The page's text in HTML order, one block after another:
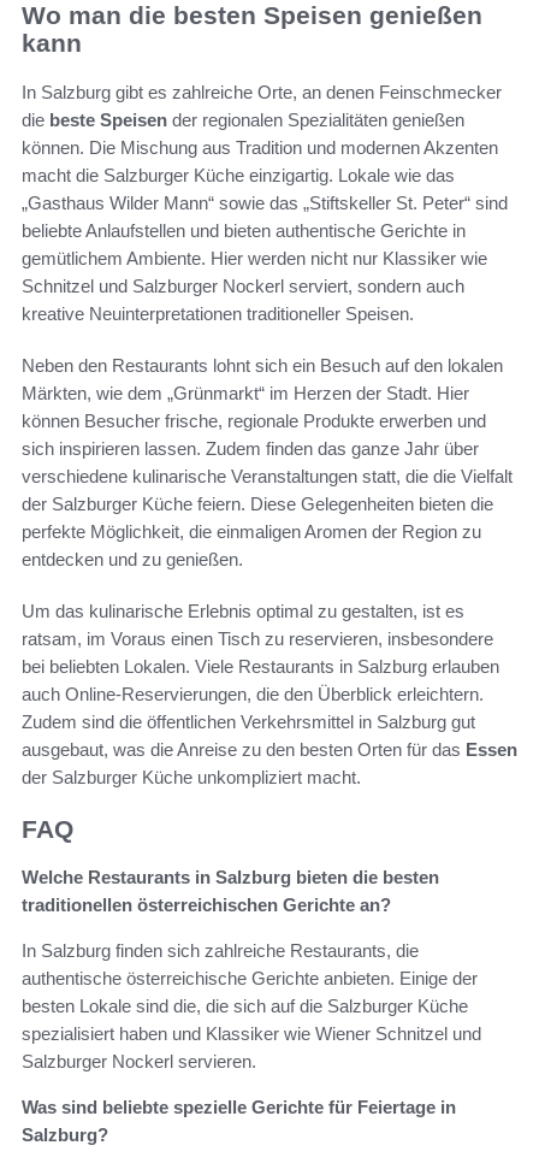
Wo man die besten Speisen genießen
kann
In Salzburg gibt es zahlreiche Orte, an denen Feinschmecker
die beste Speisen der regionalen Spezialitäten genießen
können. Die Mischung aus Tradition und modernen Akzenten
macht die Salzburger Küche einzigartig. Lokale wie das
„Gasthaus Wilder Mann“ sowie das „Stiftskeller St. Peter“ sind
beliebte Anlaufstellen und bieten authentische Gerichte in
gemütlichem Ambiente. Hier werden nicht nur Klassiker wie
Schnitzel und Salzburger Nockerl serviert, sondern auch
kreative Neuinterpretationen traditioneller Speisen.
Neben den Restaurants lohnt sich ein Besuch auf den lokalen
Märkten, wie dem „Grünmarkt“ im Herzen der Stadt. Hier
können Besucher frische, regionale Produkte erwerben und
sich inspirieren lassen. Zudem finden das ganze Jahr über
verschiedene kulinarische Veranstaltungen statt, die die Vielfalt
der Salzburger Küche feiern. Diese Gelegenheiten bieten die
perfekte Möglichkeit, die einmaligen Aromen der Region zu
entdecken und zu genießen.
Um das kulinarische Erlebnis optimal zu gestalten, ist es
ratsam, im Voraus einen Tisch zu reservieren, insbesondere
bei beliebten Lokalen. Viele Restaurants in Salzburg erlauben
auch Online-Reservierungen, die den Überblick erleichtern.
Zudem sind die öffentlichen Verkehrsmittel in Salzburg gut
ausgebaut, was die Anreise zu den besten Orten für das Essen
der Salzburger Küche unkompliziert macht.
FAQ
Welche Restaurants in Salzburg bieten die besten
traditionellen österreichischen Gerichte an?
In Salzburg finden sich zahlreiche Restaurants, die
authentische österreichische Gerichte anbieten. Einige der
besten Lokale sind die, die sich auf die Salzburger Küche
spezialisiert haben und Klassiker wie Wiener Schnitzel und
Salzburger Nockerl servieren.
Was sind beliebte spezielle Gerichte für Feiertage in
Salzburg?